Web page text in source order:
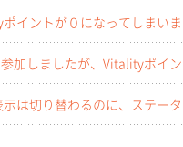
イントが０になってしまいま
加しましたが、Vitalityポイ
は切り替わるのに、ステー